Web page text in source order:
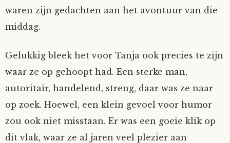
waren zijn gedachten aan het avontuur van die
middag.
Gelukkig bleek het voor Tanja ook precies te zijn
waar ze op gehoopt had. Een sterke man,
autoritair, handelend, streng, daar was ze naar
op zoek. Hoewel, een klein gevoel voor humor
zou ook niet misstaan. Er was een goeie klik op
dit vlak, waar ze al jaren veel plezier aan